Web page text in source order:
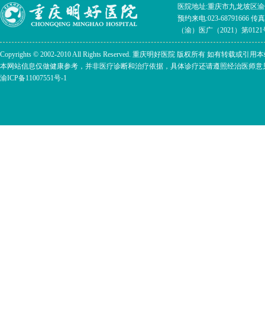
医院地址:重庆市九龙坡区
预约来电:023-68791666 传
（渝）医广（2021）第
Copyrights © 2002-2010 All Rights Reserved. 重庆明好医院 版权所有 如有转载或引用
本网站信息仅做健康参考，并非医疗诊断和治疗依据，具体诊疗还请遵照经治医师意
渝ICP备11007551号-1